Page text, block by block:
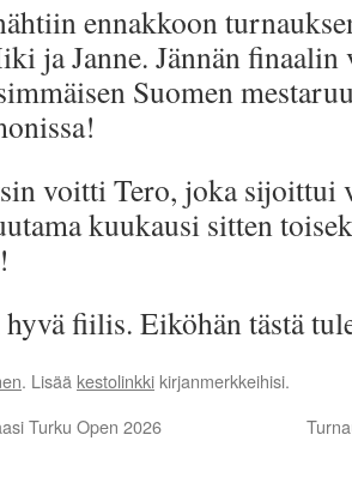
ennakkoon
ja Janne. Jännän
Suomen
voitti Tero, joka sijoittui
kuukausi sitten
fiilis. Eiköhän tästä
. Lisää kestolinkki kirjanmerkkeihisi.
Turku Open 2026